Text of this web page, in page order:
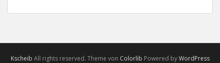
Kscheib All rights reserved. Theme von Colorlib Powered byWordPress